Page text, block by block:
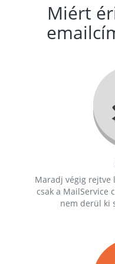
Miért
Maradj végig rejtve
csak a MailService
nem derül ki